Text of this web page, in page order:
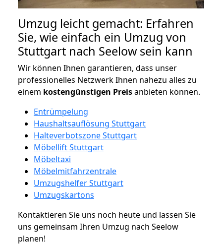
Umzug leicht gemacht: Erfahren
Sie, wie einfach ein Umzug von
Stuttgart nach Seelow sein kann
Wir können Ihnen garantieren, dass unser
professionelles Netzwerk Ihnen nahezu alles zu
einem kostengünstigen Preisanbieten können.
Entrümpelung
Haushaltsauflösung Stuttgart
Halteverbotszone Stuttgart
Möbellift Stuttgart
Möbeltaxi
Möbelmitfahrzentrale
Umzugshelfer Stuttgart
Umzugskartons
Kontaktieren Sie uns noch heute und lassen Sie
uns gemeinsam Ihren Umzug nach Seelow
planen!